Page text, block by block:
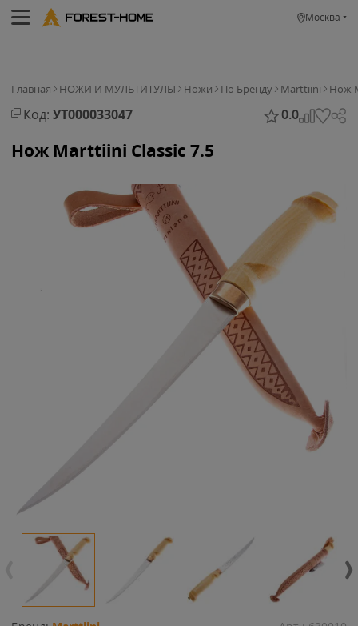
Москва
Главная НОЖИ И МУЛЬТИТУЛЫ Ножи По Бренду Marttiini Нож
Код: УТ000033047 0.0
Нож Marttiini Classic 7.5